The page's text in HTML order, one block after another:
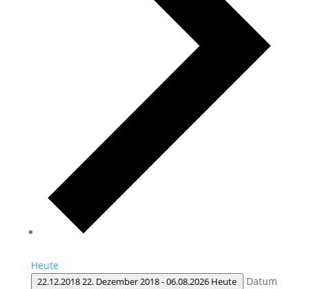
Heute
22.12.201822. Dezember 2018-06.08.2026 Heute Datum